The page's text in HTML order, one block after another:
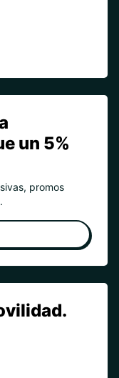
un 5%
promos